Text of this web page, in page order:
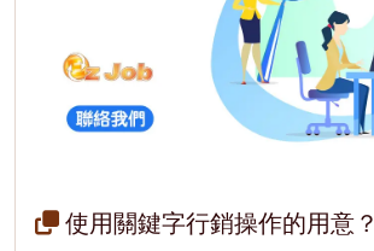
使用關鍵字行銷操作的用意？